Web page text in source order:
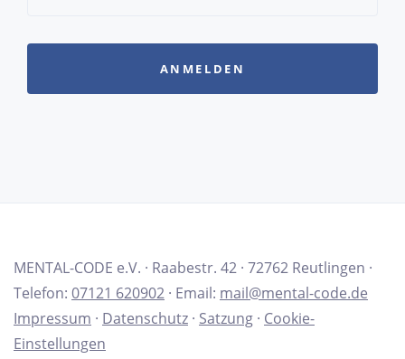
ANMELDEN
MENTAL-CODE e.V. · Raabestr. 42 · 72762 Reutlingen ·
Telefon: 07121 620902 · Email: mail@mental-code.de
Impressum · Datenschutz · Satzung · Cookie-
Einstellungen